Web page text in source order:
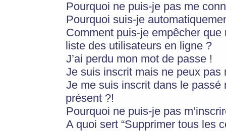
Pourquoi ne puis-je pas me
Pourquoi suis-je
Comment puis-je empêcher
liste des utilisateurs en ligne ?
J’ai perdu mon mot de passe !
Je suis inscrit mais ne peux pas
Je me suis inscrit dans le
présent ?!
Pourquoi ne puis-je pas
A quoi sert “Supprimer tous les